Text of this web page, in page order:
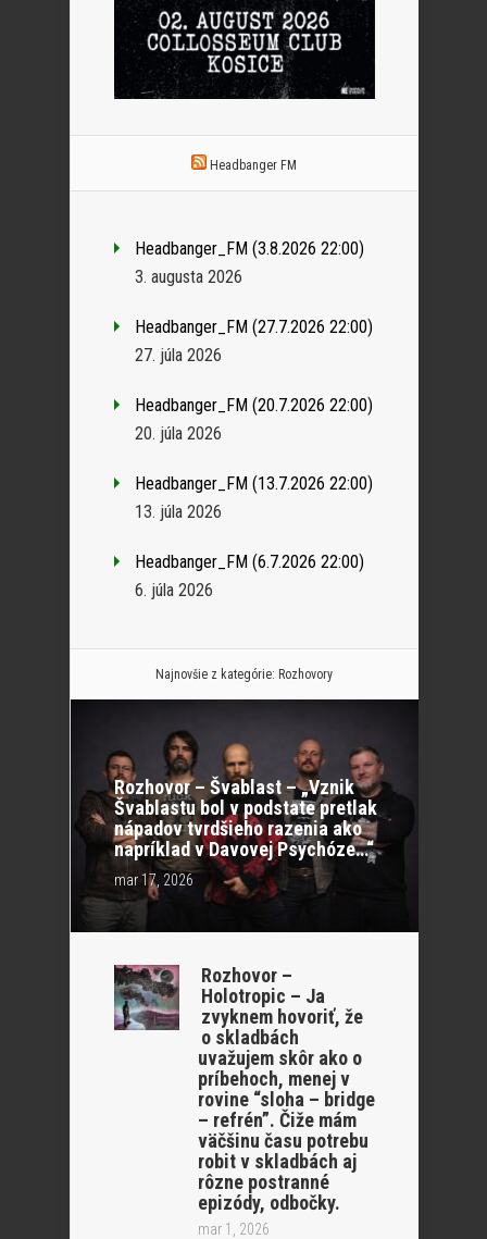
Headbanger FM
Headbanger_FM (3.8.2026 22:00)
3. augusta 2026
Headbanger_FM (27.7.2026 22:00)
27. júla 2026
Headbanger_FM (20.7.2026 22:00)
20. júla 2026
Headbanger_FM (13.7.2026 22:00)
13. júla 2026
Headbanger_FM (6.7.2026 22:00)
6. júla 2026
Najnovšie z kategórie: Rozhovory
Rozhovor – Švablast – „Vznik
Švablastu bol v podstate pretlak
nápadov tvrdšieho razenia ako
napríklad v Davovej Psychóze…“
mar 17, 2026
Rozhovor –
Holotropic – Ja
zvyknem hovoriť, že
o skladbách
uvažujem skôr ako o
príbehoch, menej v
rovine “sloha – bridge
– refrén”. Čiže mám
väčšinu času potrebu
robit v skladbách aj
rôzne postranné
epizódy, odbočky.
mar 1, 2026